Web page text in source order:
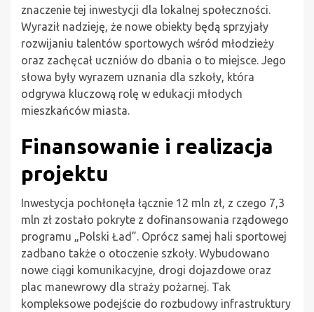
znaczenie tej inwestycji dla lokalnej społeczności.
Wyraził nadzieję, że nowe obiekty będą sprzyjały
rozwijaniu talentów sportowych wśród młodzieży
oraz zachęcał uczniów do dbania o to miejsce. Jego
słowa były wyrazem uznania dla szkoły, która
odgrywa kluczową rolę w edukacji młodych
mieszkańców miasta.
Finansowanie i realizacja
projektu
Inwestycja pochłonęła łącznie 12 mln zł, z czego 7,3
mln zł zostało pokryte z dofinansowania rządowego
programu „Polski Ład”. Oprócz samej hali sportowej
zadbano także o otoczenie szkoły. Wybudowano
nowe ciągi komunikacyjne, drogi dojazdowe oraz
plac manewrowy dla straży pożarnej. Tak
kompleksowe podejście do rozbudowy infrastruktury